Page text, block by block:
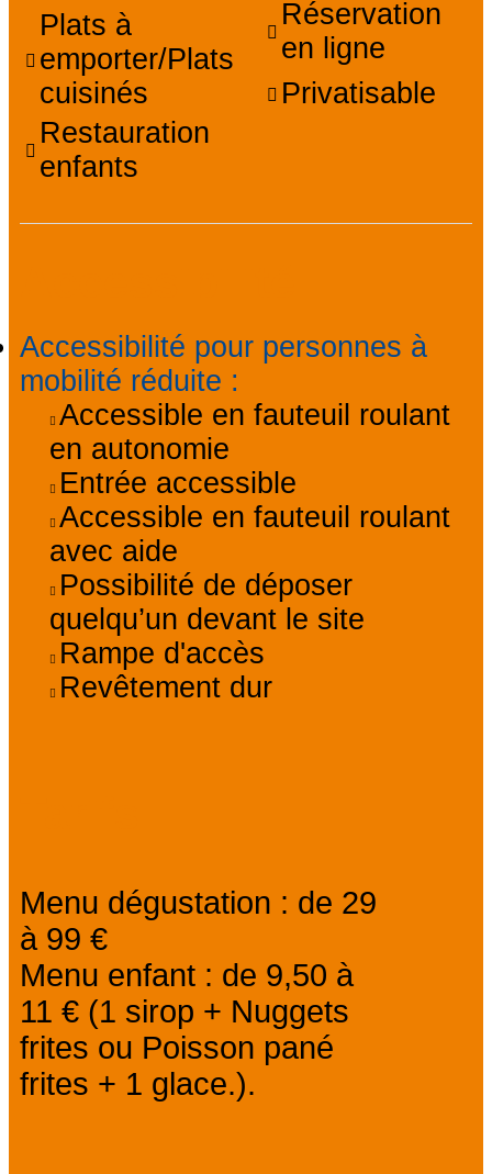
Plats à
emporter/Plats
cuisinés
Restauration
enfants
Réservation
en ligne
Privatisable
Accessibilité pour personnes à
mobilité réduite :
Accessible en fauteuil roulant
en autonomie
Entrée accessible
Accessible en fauteuil roulant
avec aide
Possibilité de déposer
quelqu’un devant le site
Rampe d'accès
Revêtement dur
Menu dégustation : de 29
à 99 €
Menu enfant : de 9,50 à
11 € (1 sirop + Nuggets
frites ou Poisson pané
frites + 1 glace.).